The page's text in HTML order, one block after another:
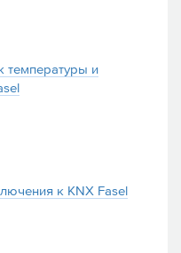
температуры и
к KNX Fasel